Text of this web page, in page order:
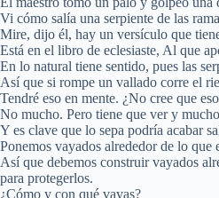
Vi cómo salía una serpiente de las
Mire, dijo él, hay un versículo que
Está en el libro de eclesiaste, Al que
En lo natural tiene sentido, pues las
Así que si rompe un vallado corre el
Tendré eso en mente. ¿No cree que
No mucho. Pero tiene que ver y
Y es clave que lo sepa podría acabar
Ponemos vayados alrededor de lo
Así que debemos construir vayados
para protegerlos.
¿Cómo y con qué vayas?